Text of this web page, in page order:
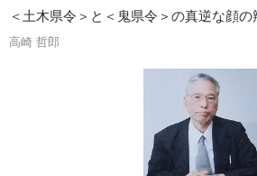
＜土木県令＞と＜鬼県令＞の真逆な顔の
高崎 哲郎